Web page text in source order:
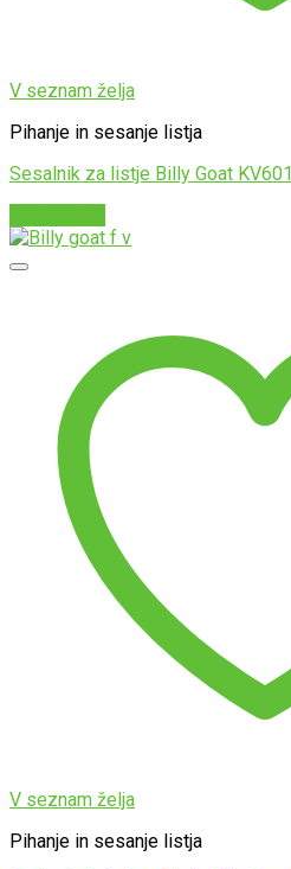
V seznam želja
Pihanje in sesanje listja
Sesalnik za listje Billy Goat KV601
V seznam želja
Pihanje in sesanje listja